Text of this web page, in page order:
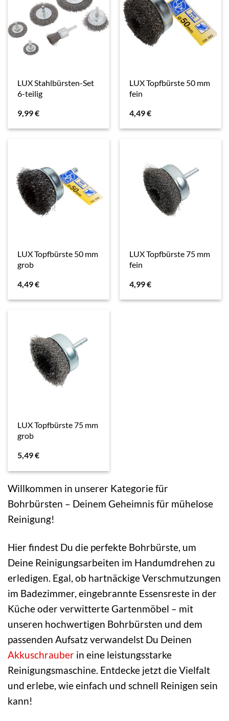
LUX Stahlbürsten-Set
6-teilig
9,99€
LUX Topfbürste 50 mm
fein
4,49€
LUX Topfbürste 50 mm
grob
4,49€
LUX Topfbürste 75 mm
fein
4,99€
LUX Topfbürste 75 mm
grob
5,49€
Willkommen in unserer Kategorie für
Bohrbürsten – Deinem Geheimnis für mühelose
Reinigung!
Hier findest Du die perfekte Bohrbürste, um
Deine Reinigungsarbeiten im Handumdrehen zu
erledigen. Egal, ob hartnäckige Verschmutzungen
im Badezimmer, eingebrannte Essensreste in der
Küche oder verwitterte Gartenmöbel – mit
unseren hochwertigen Bohrbürsten und dem
passenden Aufsatz verwandelst Du Deinen
Akkuschrauber in eine leistungsstarke
Reinigungsmaschine. Entdecke jetzt die Vielfalt
und erlebe, wie einfach und schnell Reinigen sein
kann!